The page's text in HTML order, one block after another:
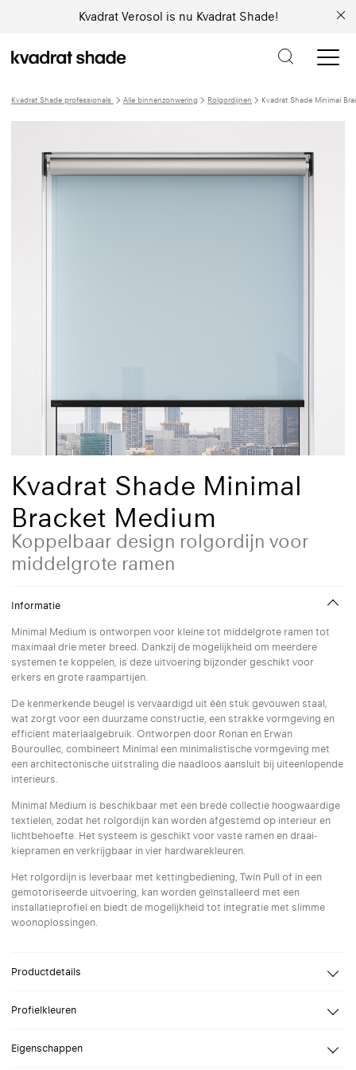
Kvadrat Verosol is nu Kvadrat Shade!
Kvadrat Shade professionals Alle binnenzonwering Rolgordijnen Kvadrat Shade Minimal
Kvadrat Shade Minimal
Bracket Medium
Koppelbaar design rolgordijn voor
middelgrote ramen
Informatie
Minimal Medium is ontworpen voor kleine tot middelgrote ramen tot
maximaal drie meter breed. Dankzij de mogelijkheid om meerdere
systemen te koppelen, is deze uitvoering bijzonder geschikt voor
erkers en grote raampartijen.
De kenmerkende beugel is vervaardigd uit één stuk gevouwen staal,
wat zorgt voor een duurzame constructie, een strakke vormgeving en
efficiënt materiaalgebruik. Ontworpen door Ronan en Erwan
Bouroullec, combineert Minimal een minimalistische vormgeving met
een architectonische uitstraling die naadloos aansluit bij uiteenlopende
interieurs.
Minimal Medium is beschikbaar met een brede collectie hoogwaardige
textielen, zodat het rolgordijn kan worden afgestemd op interieur en
lichtbehoefte. Het systeem is geschikt voor vaste ramen en draai-
kiepramen en verkrijgbaar in vier hardwarekleuren.
Het rolgordijn is leverbaar met kettingbediening, Twin Pull of in een
gemotoriseerde uitvoering, kan worden geïnstalleerd met een
installatieprofiel en biedt de mogelijkheid tot integratie met slimme
woonoplossingen.
Productdetails
Hoogte
Profielkleuren
aanvraag.
Eigenschappen